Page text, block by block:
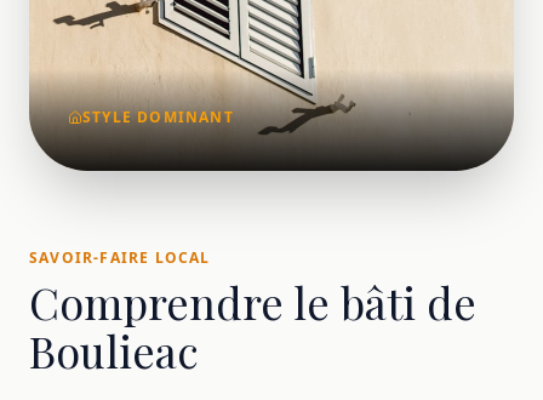
SAVOIR-FAIRE LOCAL
Comprendre le bâti de
Boulieac
STYLE DOMINANT